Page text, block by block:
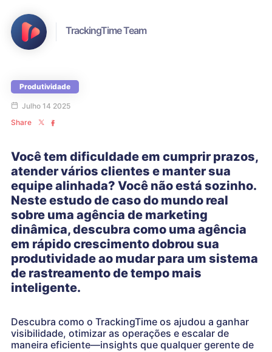
TrackingTime Team
Produtividade
Julho 14 2025
Share
Você tem dificuldade em cumprir prazos,
atender vários clientes e manter sua
equipe alinhada? Você não está sozinho.
Neste estudo de caso do mundo real
sobre uma agência de marketing
dinâmica, descubra como uma agência
em rápido crescimento dobrou sua
produtividade ao mudar para um sistema
de rastreamento de tempo mais
inteligente.
Descubra como o TrackingTime os ajudou a ganhar
visibilidade, otimizar as operações e escalar de
maneira eficiente—insights que qualquer gerente de